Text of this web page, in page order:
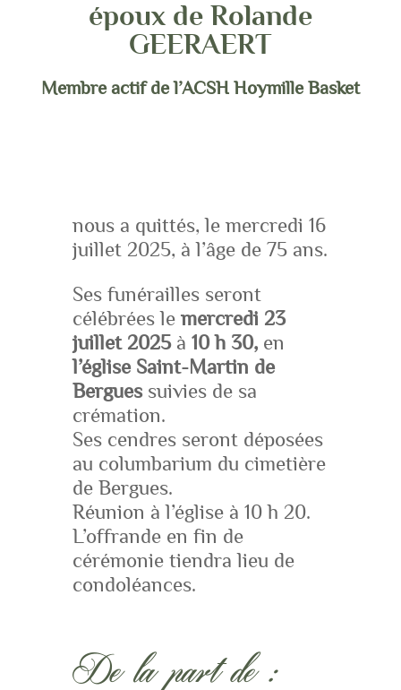
époux de Rolande
GEERAERT
Membre actif de l’ACSH Hoymille Basket
nous a quittés, le mercredi 16
juillet 2025, à l’âge de 75 ans.
Ses funérailles seront
célébrées le mercredi 23
juillet 2025à 10 h 30,en
l’église Saint-Martin de
Berguessuivies de sa
crémation.
Ses cendres seront déposées
au columbarium du cimetière
de Bergues.
Réunion à l’église à 10 h 20.
L’offrande en fin de
cérémonie tiendra lieu de
condoléances.
De la part de :